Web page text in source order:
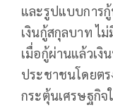
และรูปแบบการ
เงินกู้สกุลบาท ไ
เมื่อกู้ผ่านแล้วเ
ประชาชนโดยตร
กระตุ้นเศรษฐกิจ